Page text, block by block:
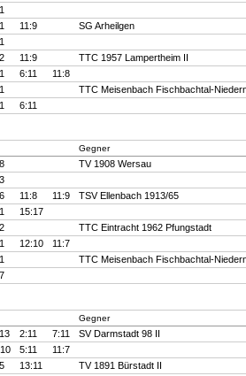
11:9 SG Arheilgen
11:9 TTC 1957 Lampertheim II
6:11
11:8
TTC Meisenbach Fischbachtal-
6:11
Gegner
TV 1908 Wersau
11:8 11:9 TSV Ellenbach 1913/65
15:17
TTC Eintracht 1962 Pfungstadt
12:10
11:7
TTC Meisenbach Fischbachtal-
Gegner
2:11 7:11 SV Darmstadt 98 II
5:11
11:7
13:11 TV 1891 Bürstadt II